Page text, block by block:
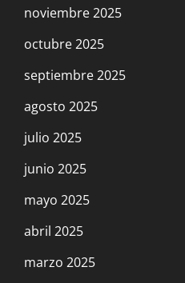
noviembre 2025
octubre 2025
septiembre 2025
agosto 2025
julio 2025
junio 2025
mayo 2025
abril 2025
marzo 2025